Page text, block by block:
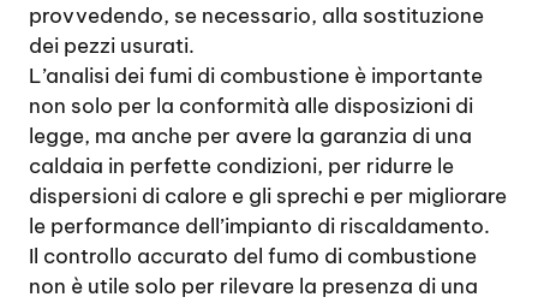
provvedendo, se necessario, alla sostituzione
dei pezzi usurati.
L’analisi dei fumi di combustione è importante
non solo per la conformità alle disposizioni di
legge, ma anche per avere la garanzia di una
caldaia in perfette condizioni, per ridurre le
dispersioni di calore e gli sprechi e per migliorare
le performance dell’impianto di riscaldamento.
Il controllo accurato del fumo di combustione
non è utile solo per rilevare la presenza di una